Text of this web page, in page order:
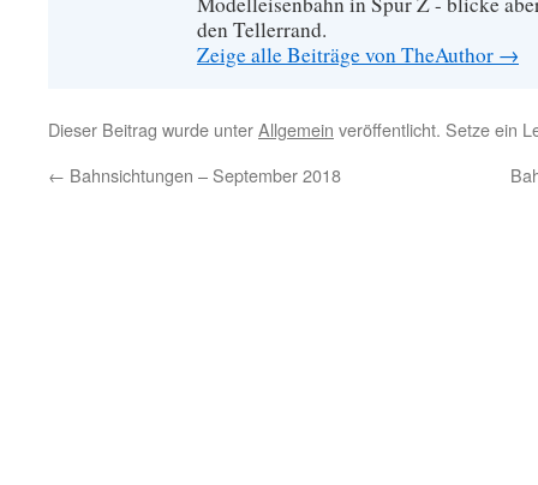
den Tellerrand.
Zeige alle Beiträge von TheAuthor →
Dieser Beitrag wurde unterAllgemein veröffentlicht. Setze ein
← Bahnsichtungen – September 2018